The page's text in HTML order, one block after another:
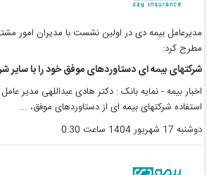
مطرح کرد:
شرکتهای بیمه ای دستاوردهای موفق خود را با سایر
اخبار بیمه - نمایه بانک : دکتر هادی عبداللهی مدیر
استفاده شرکتهای بیمه ای از دستاوردهای موفق، ...
دوشنبه 17 شهریور 1404 ساعت 0:30